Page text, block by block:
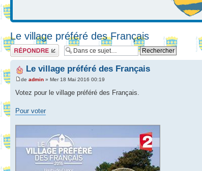
Le village préféré des Français
Répondre
Le village préféré des Français
de admin » Mer 18 Mai 2016 00:19
Votez pour le village préféré des Français.
Pour voter